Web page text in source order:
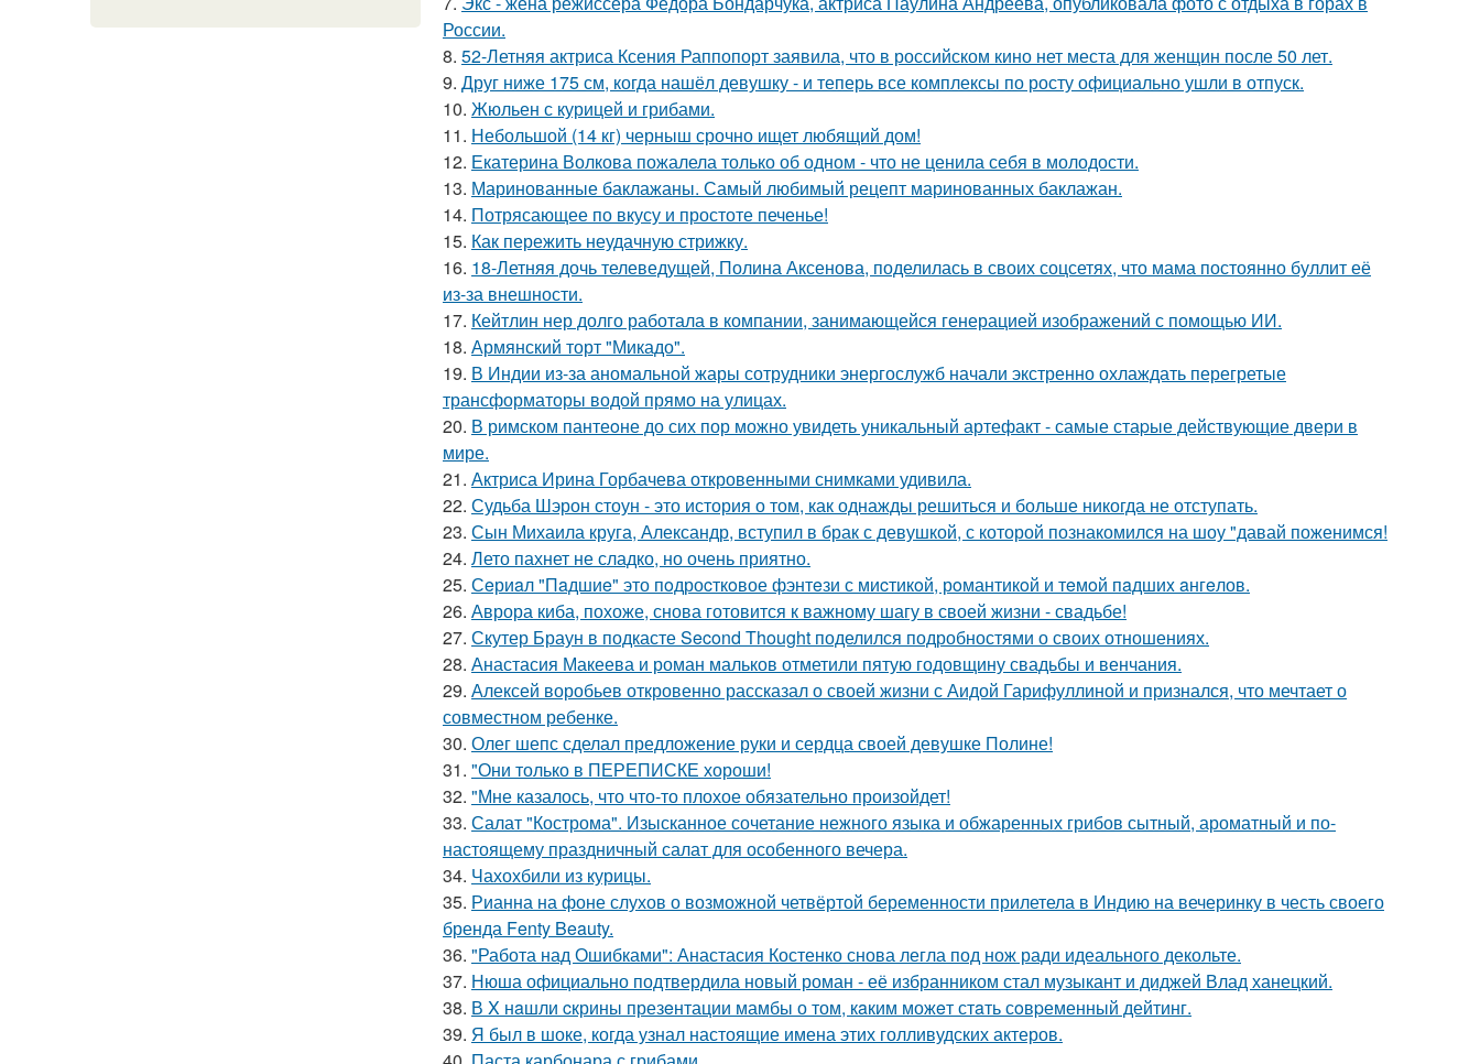
России.
8. 52-Летняя актриса Ксения Раппопорт заявила, что в российском кино нет места для женщин после 50 лет.
9. Друг ниже 175 см, когда нашёл девушку - и теперь все комплексы по росту официально ушли в отпуск.
10. Жюльен с курицей и грибами.
11. Небольшой (14 кг) черныш срочно ищет любящий дом!
12. Екатерина Волкова пожалела только об одном - что не ценила себя в молодости.
13. Маринованные баклажаны. Самый любимый рецепт маринованных баклажан.
14. Потрясающее по вкусу и простоте печенье!
15. Как пережить неудачную стрижку.
16. 18-Летняя дочь телеведущей, Полина Аксенова, поделилась в своих соцсетях, что мама постоянно буллит её
из-за внешности.
17. Кейтлин нер долго работала в компании, занимающейся генерацией изображений с помощью ИИ.
18. Армянский торт "Микадо".
19. В Индии из-за аномальной жары сотрудники энергослужб начали экстренно охлаждать перегретые
трансформаторы водой прямо на улицах.
20. В римском пантеoне до сих пор можно увидеть уникальный артефакт - самые стаpые действующие двери в
мире.
21. Актриса Ирина Горбачева откровенными снимками удивила.
22. Судьба Шэрон стоун - это история о том, как однажды решиться и больше никогда не отступать.
23. Сын Михаила круга, Александр, вступил в брак с девушкой, с которой познакомился на шоу "давай поженимся!
24. Лето пахнет не сладко, но очень приятно.
25. Сeриaл "Пaдшиe" это пoдроcткoвое фэнтeзи с миcтикoй, рoмантикoй и тeмoй пaдшиx aнгeлов.
26. Аврора киба, похоже, снова готовится к важному шагу в своей жизни - свадьбе!
27. Скутер Браун в подкасте Second Thought поделился подробностями о своих отношениях.
28. Анастасия Макеева и роман мальков отметили пятую годовщину свадьбы и венчания.
29. Алексей воробьев откровенно рассказал о своей жизни с Аидой Гарифуллиной и признался, что мечтает о
совместном ребенке.
30. Олег шепс сделал предложение руки и сердца своей девушке Полине!
31. "Они только в ПЕРЕПИСКЕ хороши!
32. "Мне казалось, что что-то плохое обязательно произойдет!
33. Салат "Кострома". Изысканное сочетание нежного языка и обжаренных грибов сытный, ароматный и по-
настоящему праздничный салат для особенного вечера.
34. Чахохбили из курицы.
35. Рианна на фоне слухов о возможной четвёртой беременности прилетела в Индию на вечеринку в честь своего
бренда Fenty Beauty.
36. "Работа над Ошибками": Анастасия Костенко снова легла под нож ради идеального декольте.
37. Нюша официально подтвердила новый роман - её избранником стал музыкант и диджей Влад ханецкий.
38. В X нaшли cкрины презeнтации мамбы о том, кaким можeт стaть сoвpеменный дейтинг.
39. Я был в шоке, когда узнал настоящие имена этих голливудских актеров.